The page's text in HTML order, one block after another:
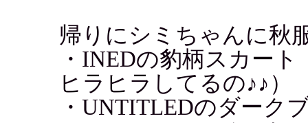
帰りにシミちゃんに秋
・INEDの豹柄スカー
ヒラヒラしてるの♪♪）
・UNTITLEDのダーク